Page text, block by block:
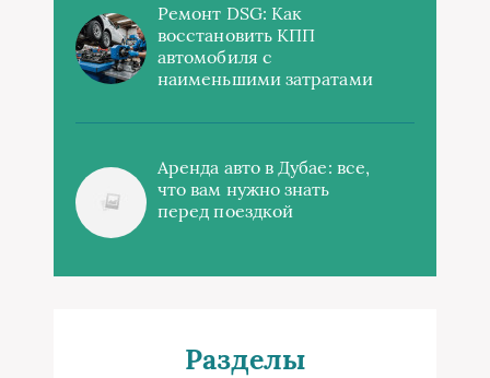
Ремонт DSG: Как
восстановить КПП
автомобиля с
наименьшими затратами
Аренда авто в Дубае: все,
что вам нужно знать
перед поездкой
Разделы